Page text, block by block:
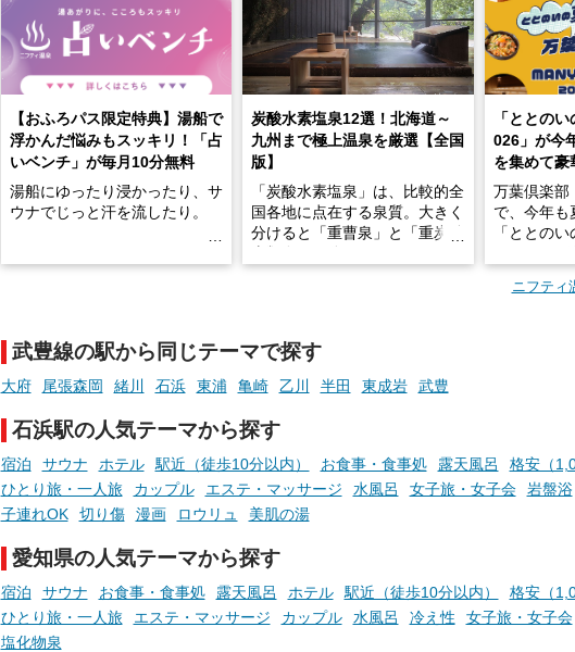
【おふろパス限定特典】湯船で
浮かんだ悩みもスッキリ！「占
いベンチ」が毎月10分無料
湯船にゆったり浸かったり、サ
ウナでじっと汗を流したり。
っとした悩み」が、頭に浮かん
でくることはありませんか？
お風呂でリラックスしているか
らこそ向き合える、大切な自分
の本音。
りの温まった心のまま相談でき
たら素敵ですよね。
炭酸水素塩泉12選！北海道～
九州まで極上温泉を厳選【全国
版】
「炭酸水素塩泉」は、比較的全
国各地に点在する泉質。大きく
分けると「重曹泉」と「重炭酸
す。
今回は筆者自ら入浴した中か
ら、日本各地にある炭酸水素塩
泉を12施設セレクト。すべて
日帰り入浴可能で、源泉かけ流
しと泉質の良さにこだわりつ
つ、万人におすすめしたい施設
を厳選しました。
「ととの
026」が今
を集めて豪
万葉倶楽部
で、今年も
「ととの
2026年8
さらに、各
ュやアウフ
好きにはた
───
提供元：万
【PR】
ニフティ
武豊線の駅から同じテーマで探す
大府 尾張森岡 緒川 石浜 東浦 亀崎 乙川 半田 東成岩 武豊
石浜駅の人気テーマから探す
宿泊 サウナ ホテル 駅近（徒歩10分以内） お食事・食事処 露天風呂
格安（
ひとり旅・一人旅
カップル エステ・マッサージ 水風呂 女子旅・女子会 岩盤浴
子連れOK
切り傷 漫画 ロウリュ 美肌の湯
愛知県の人気テーマから探す
宿泊 サウナ お食事・食事処 露天風呂 ホテル 駅近（徒歩10分以内）
格安（
ひとり旅・一人旅
エステ・マッサージ カップル 水風呂 冷え性 女子旅・女子会
塩化物泉